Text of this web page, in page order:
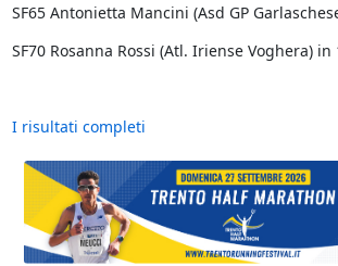
SF65 Antonietta Mancini (Asd GP
SF70 Rosanna Rossi (Atl. Iriense Voghera) in
I risultati completi